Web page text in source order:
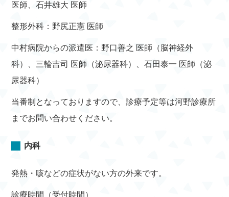
医師、石井雄大 医師
整形外科：野尻正憲 医師
中村病院からの派遣医：野口善之 医師（脳神経外
科）、三輪吉司 医師（泌尿器科）、石田泰一 医師（泌
尿器科）
当番制となっておりますので、診療予定等は河野診療所
までお問い合わせください。
内科
発熱・咳などの症状がない方の外来です。
診療時間（受付時間）